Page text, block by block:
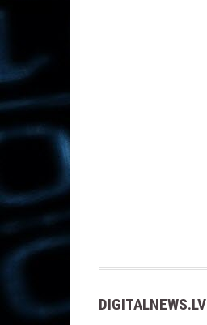
DIGITALNEWS.LV